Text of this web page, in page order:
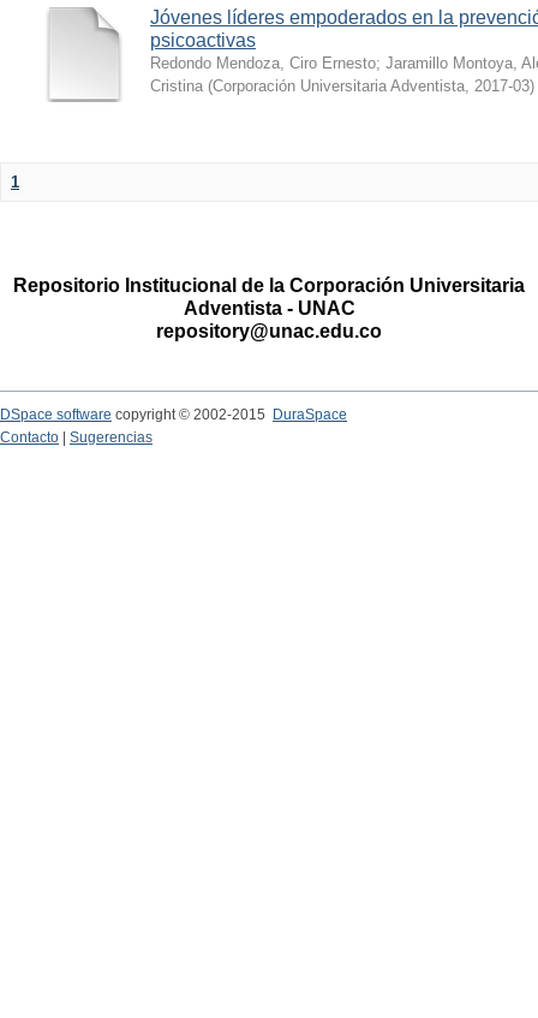
Jóvenes líderes empoderados en la
psicoactivas
Redondo Mendoza, Ciro Ernesto; Jaramillo Montoya,
Cristina (Corporación Universitaria Adventista, 2017-03)
1
Repositorio Institucional de la Corporación Universitaria
Adventista - UNAC
repository@unac.edu.co
DSpace software copyright © 2002-2015
DuraSpace
Contacto
Sugerencias